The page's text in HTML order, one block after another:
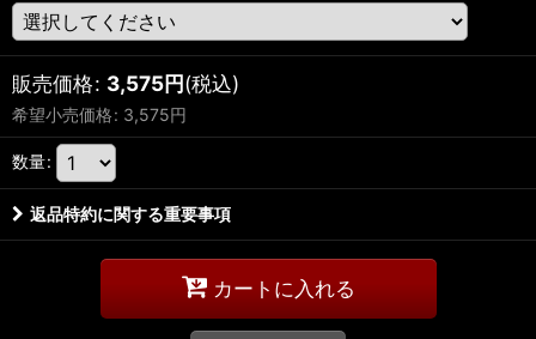
販売価格: 3,575円(税込)
希望小売価格: 3,575円
数量:
返品特約に関する重要事項
カートに入れる